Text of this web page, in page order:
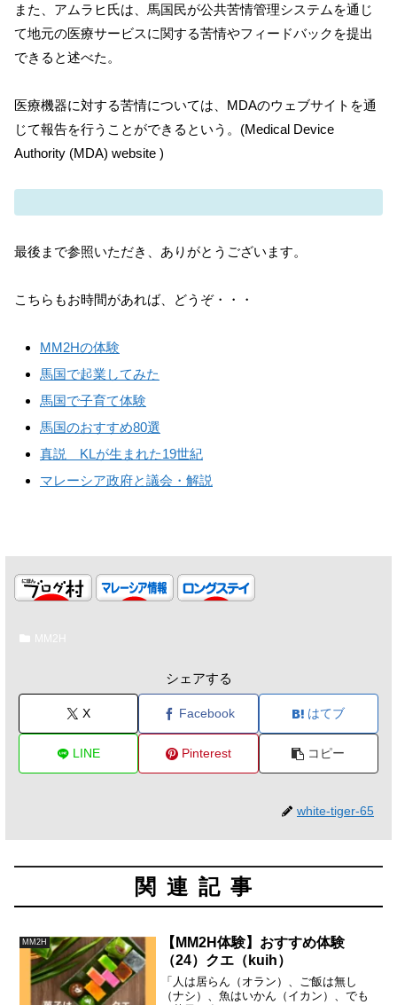
また、アムラヒ氏は、馬国民が公共苦情管理システムを通じ
て地元の医療サービスに関する苦情やフィードバックを提出
できると述べた。
医療機器に対する苦情については、MDAのウェブサイトを通
じて報告を行うことができるという。(Medical Device
Authority (MDA) website )
最後まで参照いただき、ありがとうございます。
こちらもお時間があれば、どうぞ・・・
MM2Hの体験
馬国で起業してみた
馬国で子育て体験
馬国のおすすめ80選
真説 KLが生まれた19世紀
マレーシア政府と議会・解説
MM2H
シェアする
X Facebook はてブ
LINE Pinterest コピー
white-tiger-65
関連記事
MM2H
【MM2H体験】おすすめ体験
（24）クエ（kuih）
「人は居らん（オラン）、ご飯は無し
（ナシ）、魚はいかん（イカン）、でも